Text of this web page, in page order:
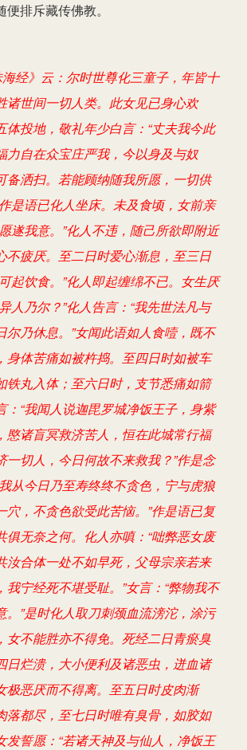
排斥藏传佛教。
经》云：尔时世尊化三童子，年皆十
诸世间一切人类。此女见已身心欢
体投地，敬礼年少白言：“丈夫我今此
力自在众宝庄严我，今以身及与奴
备洒扫。若能顾纳随我所愿，一切供
是语已化人坐床。未及食顷，女前亲
遂我意。”化人不违，随己所欲即附近
不疲厌。至二日时爱心渐息，至三日
起饮食。”化人即起缠绵不已。女生厌
人乃尔？”化人告言：“我先世法凡与
尔乃休息。”女闻此语如人食噎，既不
身体苦痛如被杵捣。至四日时如被车
铁丸入体；至六日时，支节悉痛如箭
：“我闻人说迦毘罗城净饭王子，身紫
愍诸盲冥救济苦人，恒在此城常行福
一切人，今日何故不来救我？”作是念
从今日乃至寿终终不贪色，宁与虎狼
穴，不贪色欲受此苦恼。”作是语已复
俱无奈之何。化人亦嗔：“咄弊恶女废
汝合体一处不如早死，父母宗亲若来
我宁经死不堪受耻。”女言：“弊物我不
。”是时化人取刀刺颈血流滂沱，涂污
女不能胜亦不得免。死经二日青瘀臭
日烂溃，大小便利及诸恶虫，迸血诸
极恶厌而不得离。至五日时皮肉渐
落都尽，至七日时唯有臭骨，如胶如
发誓愿：“若诸天神及与仙人，净饭王